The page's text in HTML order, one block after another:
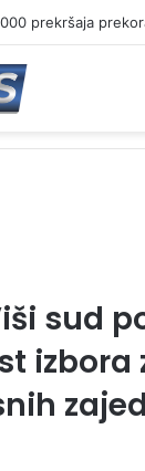
sud
izbora